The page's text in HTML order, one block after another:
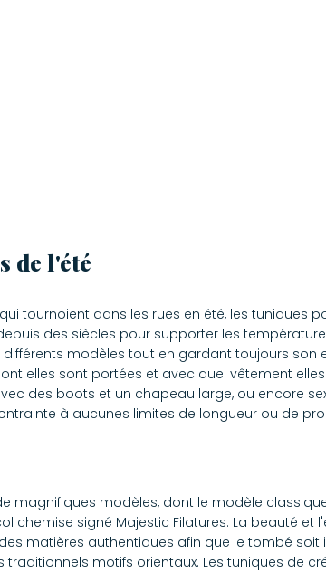
de l'été
tournoient dans les rues en été, les tuniques
des siècles pour supporter les
modèles tout en gardant toujours
elles sont portées et avec quel vêtement
des boots et un chapeau large, ou encore
à aucunes limites de longueur ou de
magnifiques modèles, dont le modèle
chemise signé Majestic Filatures. La beauté
matières authentiques afin que le tombé
motifs orientaux. Les tuniques de